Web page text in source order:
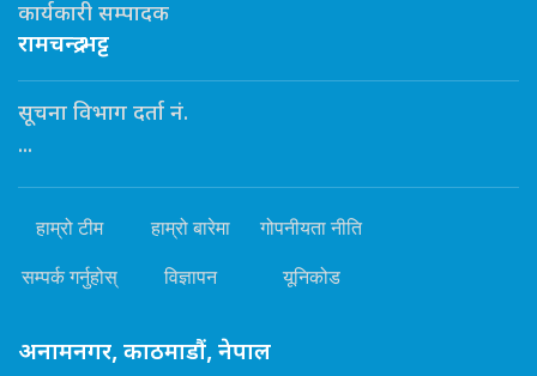
कार्यकारी सम्पादक
रामचन्द्र भट्ट
सूचना विभाग दर्ता नं.
...
हाम्रो टीम हाम्रो बारेमा गोपनीयता नीति
सम्पर्क गर्नुहोस् विज्ञापन यूनिकोड
अनामनगर, काठमाडौं, नेपाल